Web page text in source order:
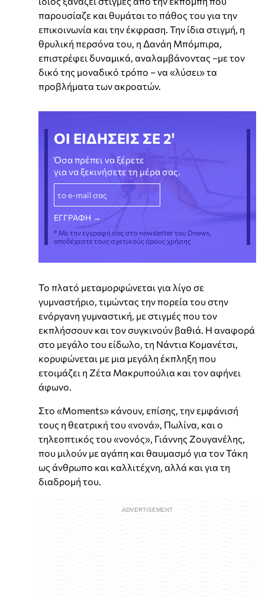
παρουσίαζε και θυμάται το πάθος του για την
επικοινωνία και την έκφραση. Την ίδια στιγμή, η
θρυλική περσόνα του, η Δανάη Μπόμπιρα,
επιστρέφει δυναμικά, αναλαμβάνοντας –με τον
δικό της μοναδικό τρόπο – να «λύσει» τα
προβλήματα των ακροατών.
ΟΙ ΕΙΔΗΣΕΙΣ ΣΕ 2'
Όσα πρέπει να ξέρετε
για να ξεκινήσετε τη μέρα σας.
* Με την εγγραφή σας στο newsletter του Dnews,
αποδέχεστε τους σχετικούς όρους χρήσης
Το πλατό μεταμορφώνεται για λίγο σε
γυμναστήριο, τιμώντας την πορεία του στην
ενόργανη γυμναστική, με στιγμές που τον
εκπλήσσουν και τον συγκινούν βαθιά. Η αναφορά
στο μεγάλο του είδωλο, τη Νάντια Κομανέτσι,
κορυφώνεται με μια μεγάλη έκπληξη που
ετοιμάζει η Ζέτα Μακρυπούλια και τον αφήνει
άφωνο.
Στο «Moments» κάνουν, επίσης, την εμφάνισή
τους η θεατρική του «νονά», Πωλίνα, και ο
τηλεοπτικός του «νονός», Γιάννης Ζουγανέλης,
που μιλούν με αγάπη και θαυμασμό για τον Τάκη
ως άνθρωπο και καλλιτέχνη, αλλά και για τη
διαδρομή του.